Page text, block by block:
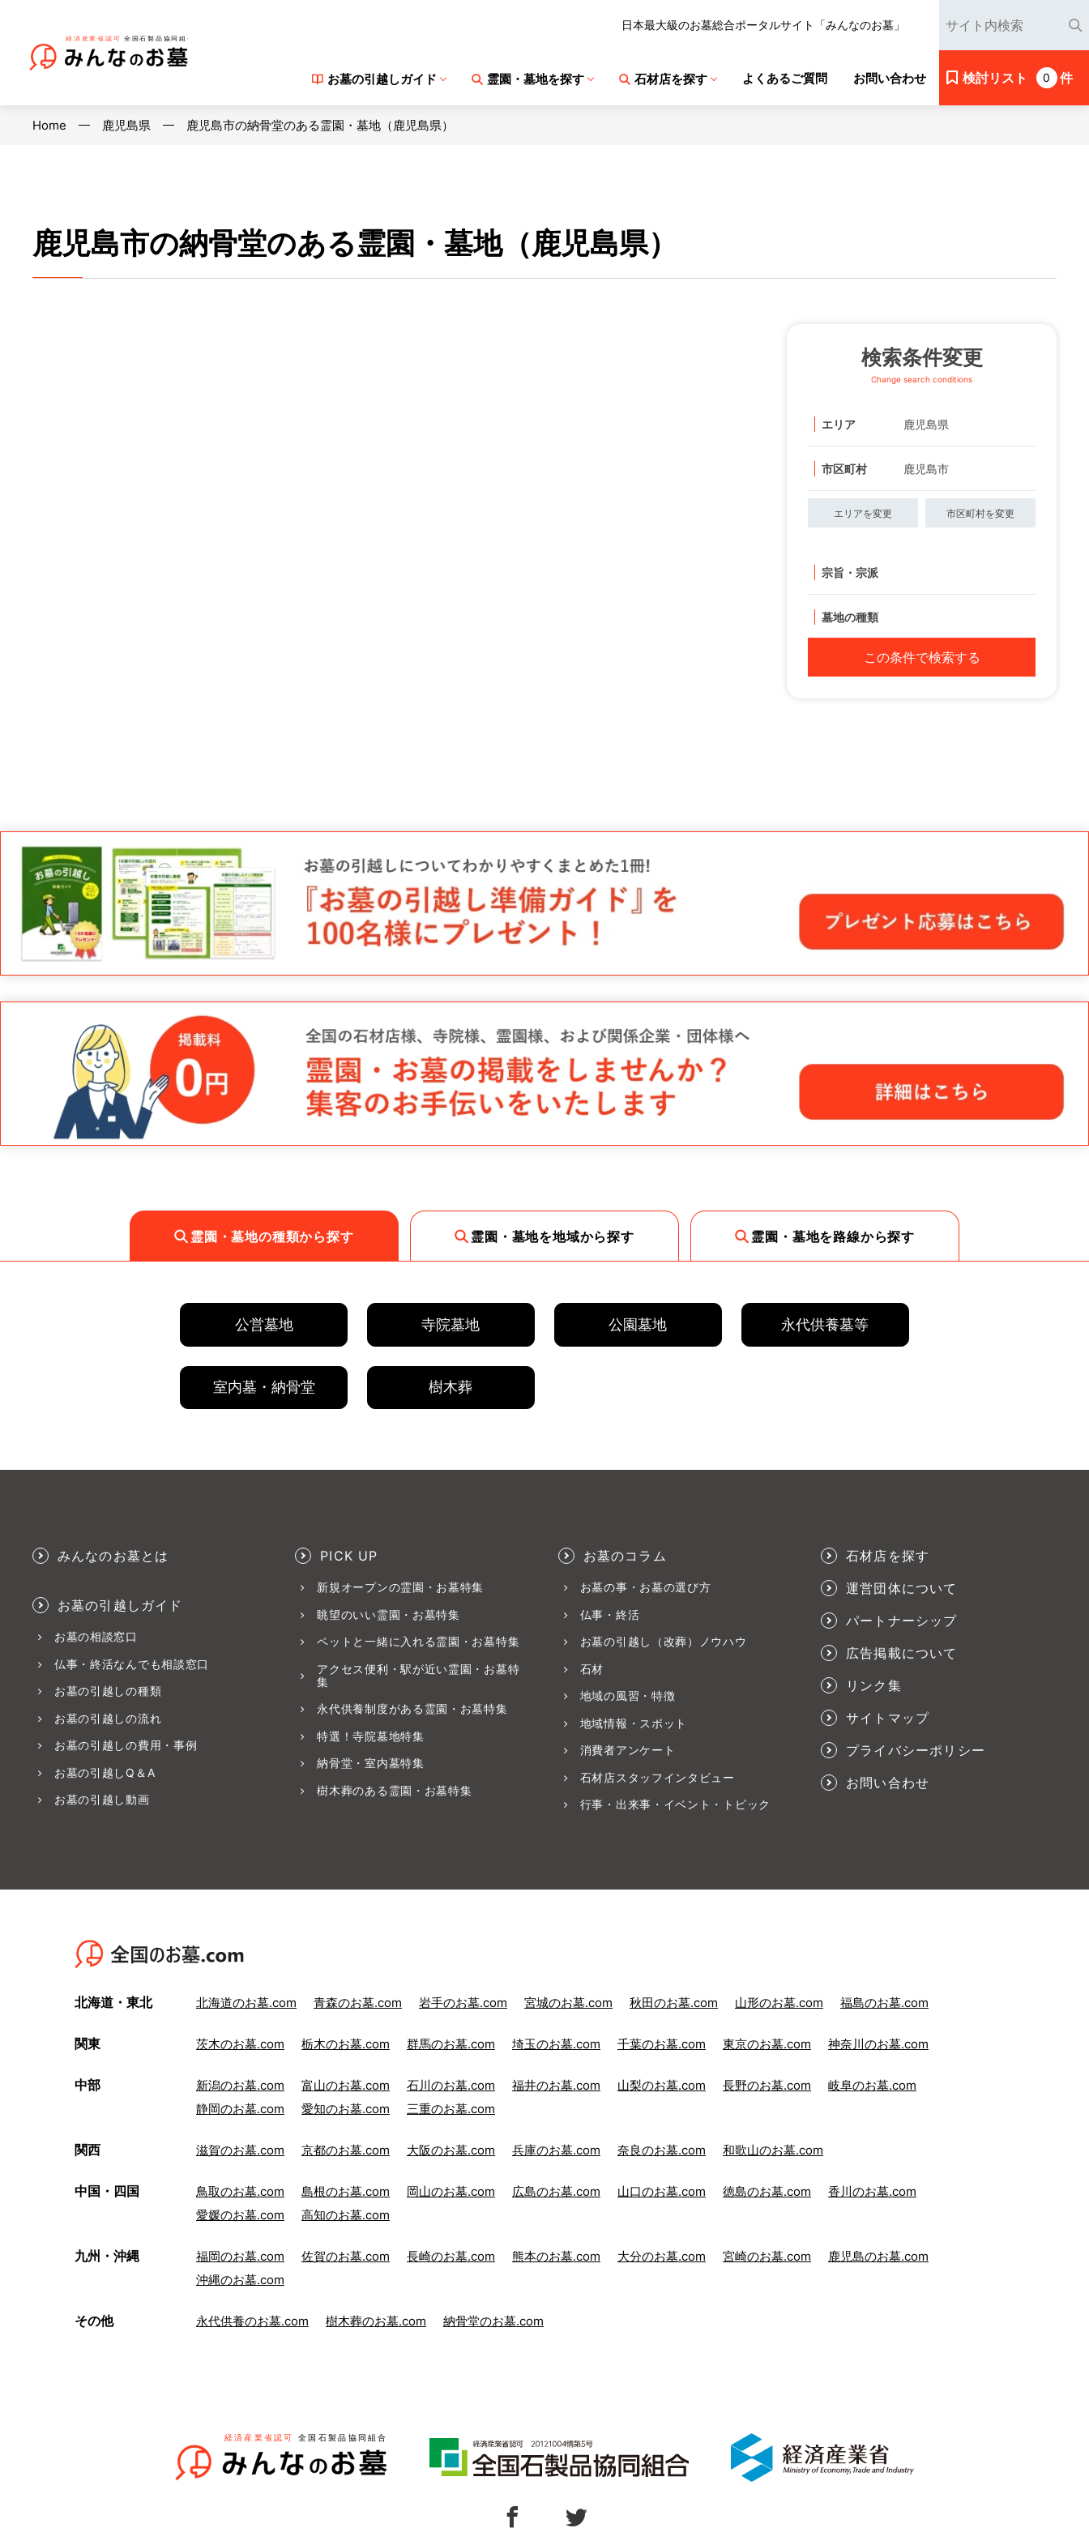
日本最大級のお墓総合ポータルサイト「みんなのお墓」
お墓の引越しガイド 霊園・墓地を探す 石材店を探す よくあるご質問 お問い合わせ 検討リスト 0 件
Home 鹿児島県 鹿児島市の納骨堂のある霊園・墓地（鹿児島県）
鹿児島市の納骨堂のある霊園・墓地（鹿児島県）
検索条件変更
Change search conditions
エリア 鹿児島県
市区町村 鹿児島市
エリアを変更 市区町村を変更
宗旨・宗派
墓地の種類
この条件で検索する
霊園・墓地の種類から探す 霊園・墓地を地域から探す 霊園・墓地を路線から探す
公営墓地 寺院墓地 公園墓地 永代供養墓等
室内墓・納骨堂 樹木葬
みんなのお墓とは
お墓の引越しガイド
お墓の相談窓口
仏事・終活なんでも相談窓口
お墓の引越しの種類
お墓の引越しの流れ
お墓の引越しの費用・事例
お墓の引越しQ＆A
お墓の引越し動画
PICK UP
新規オープンの霊園・お墓特集
眺望のいい霊園・お墓特集
ペットと一緒に入れる霊園・お墓特集
アクセス便利・駅が近い霊園・お墓特
集
永代供養制度がある霊園・お墓特集
特選！寺院墓地特集
納骨堂・室内墓特集
樹木葬のある霊園・お墓特集
お墓のコラム
お墓の事・お墓の選び方
仏事・終活
お墓の引越し（改葬）ノウハウ
石材
地域の風習・特徴
地域情報・スポット
消費者アンケート
石材店スタッフインタビュー
行事・出来事・イベント・トピック
石材店を探す
運営団体について
パートナーシップ
広告掲載について
リンク集
サイトマップ
プライバシーポリシー
お問い合わせ
北海道・東北 北海道のお墓.com 青森のお墓.com 岩手のお墓.com 宮城のお墓.com 秋田のお墓.com 山形のお墓.com 福島のお墓.com
関東 茨木のお墓.com 栃木のお墓.com 群馬のお墓.com 埼玉のお墓.com 千葉のお墓.com 東京のお墓.com 神奈川のお墓.com
中部 新潟のお墓.com 富山のお墓.com 石川のお墓.com 福井のお墓.com 山梨のお墓.com 長野のお墓.com
岐阜のお墓.com
静岡のお墓.com
愛知のお墓.com 三重のお墓.com
関西 滋賀のお墓.com 京都のお墓.com 大阪のお墓.com 兵庫のお墓.com 奈良のお墓.com 和歌山のお墓.com
中国・四国 鳥取のお墓.com 島根のお墓.com 岡山のお墓.com 広島のお墓.com 山口のお墓.com 徳島のお墓.com
香川のお墓.com
愛媛のお墓.com
高知のお墓.com
九州・沖縄 福岡のお墓.com 佐賀のお墓.com 長崎のお墓.com 熊本のお墓.com 大分のお墓.com 宮崎のお墓.com
鹿児島のお墓.com
沖縄のお墓.com
その他 永代供養のお墓.com 樹木葬のお墓.com 納骨堂のお墓.com